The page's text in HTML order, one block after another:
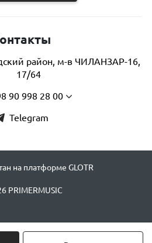
район, м-в ЧИЛАНЗАР-16,
17/64
90 998 28 00
Telegram
на платформе GLOTR
PRIMERMUSIC